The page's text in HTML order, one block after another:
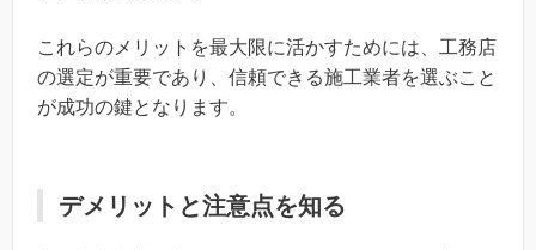
これらのメリットを最大限に活かすためには、工務店
の選定が重要であり、信頼できる施工業者を選ぶこと
が成功の鍵となります。
デメリットと注意点を知る